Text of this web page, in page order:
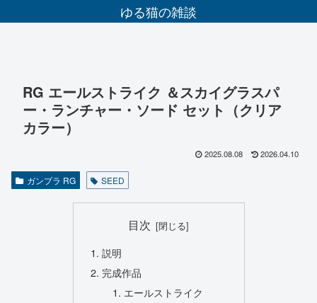
ゆる猫の雑談
RG エールストライク ＆スカイグラスパ
ー・ランチャー・ソード セット（クリア
カラー）
2025.08.08 2026.04.10
ガンプラ RG SEED
目次
説明
完成作品
エールストライク